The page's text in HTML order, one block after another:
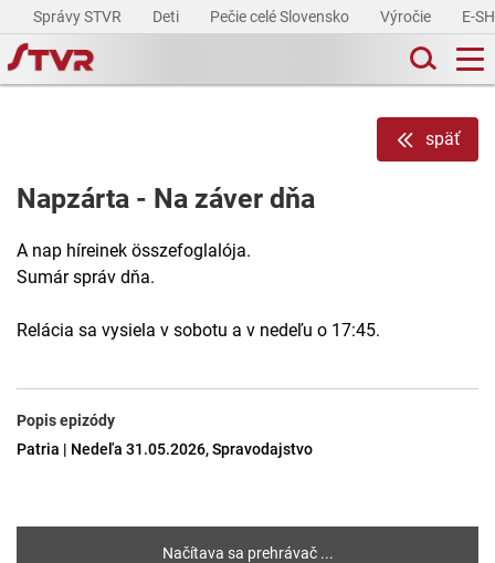
Správy STVR Deti Pečie celé Slovensko Výročie E-
späť
Napzárta - Na záver dňa
A nap híreinek összefoglalója.
Sumár správ dňa.
Relácia sa vysiela v sobotu a v nedeľu o 17:45.
Popis epizódy
Patria | Nedeľa 31.05.2026, Spravodajstvo